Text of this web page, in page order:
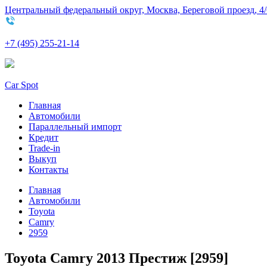
Центральный федеральный округ, Москва, Береговой проезд,
+7 (495) 255-21-14
Car Spot
Главная
Автомобили
Параллельный импорт
Кредит
Trade-in
Выкуп
Контакты
Главная
Автомобили
Toyota
Camry
2959
Toyota Camry 2013 Престиж [2959]